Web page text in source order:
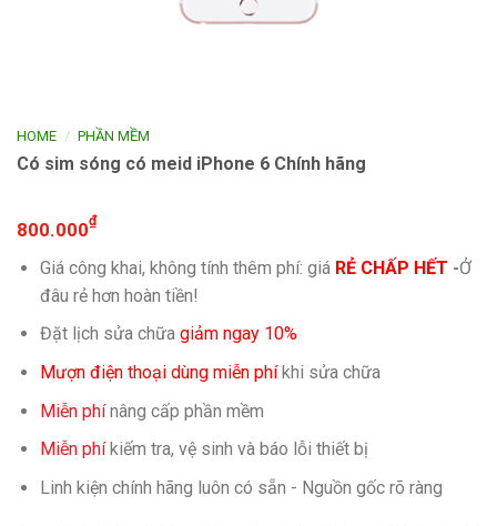
HOME / PHẦN MỀM
Có sim sóng có meid iPhone 6 Chính hãng
800.000₫
Giá công khai, không tính thêm phí: giá RẺ CHẤP HẾT -Ở
đâu rẻ hơn hoàn tiền!
Đặt lịch sửa chữa giảm ngay 10%
Mượn điện thoại dùng miễn phíkhi sửa chữa
Miễn phínâng cấp phần mềm
Miễn phíkiếm tra, vệ sinh và báo lỗi thiết bị
Linh kiện chính hãng luôn có sẵn - Nguồn gốc rõ ràng